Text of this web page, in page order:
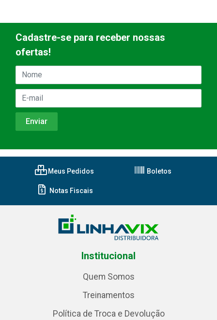
Cadastre-se para receber nossas
ofertas!
Meus Pedidos Boletos
Notas Fiscais
Institucional
Quem Somos
Treinamentos
Política de Troca e Devolução